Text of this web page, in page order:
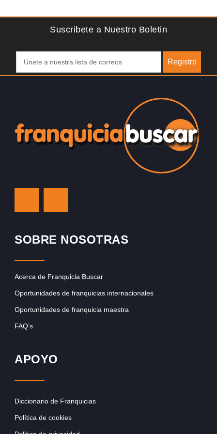
Suscribete a Nuestro Boletin
Registro
SOBRE NOSOTRAS
Acerca de Franquicia Buscar
Oportunidades de franquicias internacionales
Oportunidades de franquicia maestra
FAQ’s
APOYO
Diccionario de Franquicias
Política de cookies